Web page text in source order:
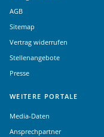
AGB
Sitemap
Vertrag widerrufen
Stellenangebote
Presse
WEITERE PORTALE
Media-Daten
Ansprechpartner